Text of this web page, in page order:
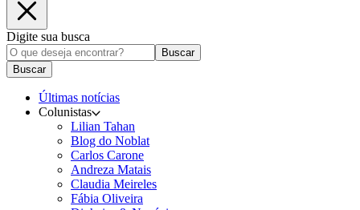
Digite sua busca
Buscar
Buscar
Últimas notícias
Colunistas
Lilian Tahan
Blog do Noblat
Carlos Carone
Andreza Matais
Claudia Meireles
Fábia Oliveira